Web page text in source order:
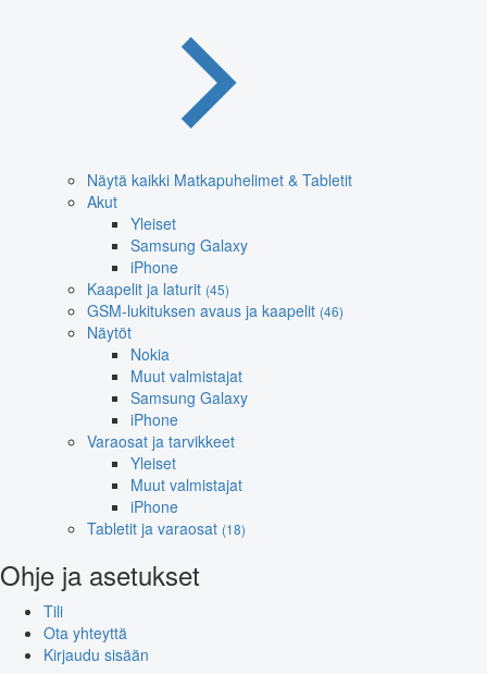
Näytä kaikki Matkapuhelimet & Tabletit
Akut
Yleiset
Samsung Galaxy
iPhone
Kaapelit ja laturit (45)
GSM-lukituksen avaus ja kaapelit (46)
Näytöt
Nokia
Muut valmistajat
Samsung Galaxy
iPhone
Varaosat ja tarvikkeet
Yleiset
Muut valmistajat
iPhone
Tabletit ja varaosat (18)
Ohje ja asetukset
Tili
Ota yhteyttä
Kirjaudu sisään